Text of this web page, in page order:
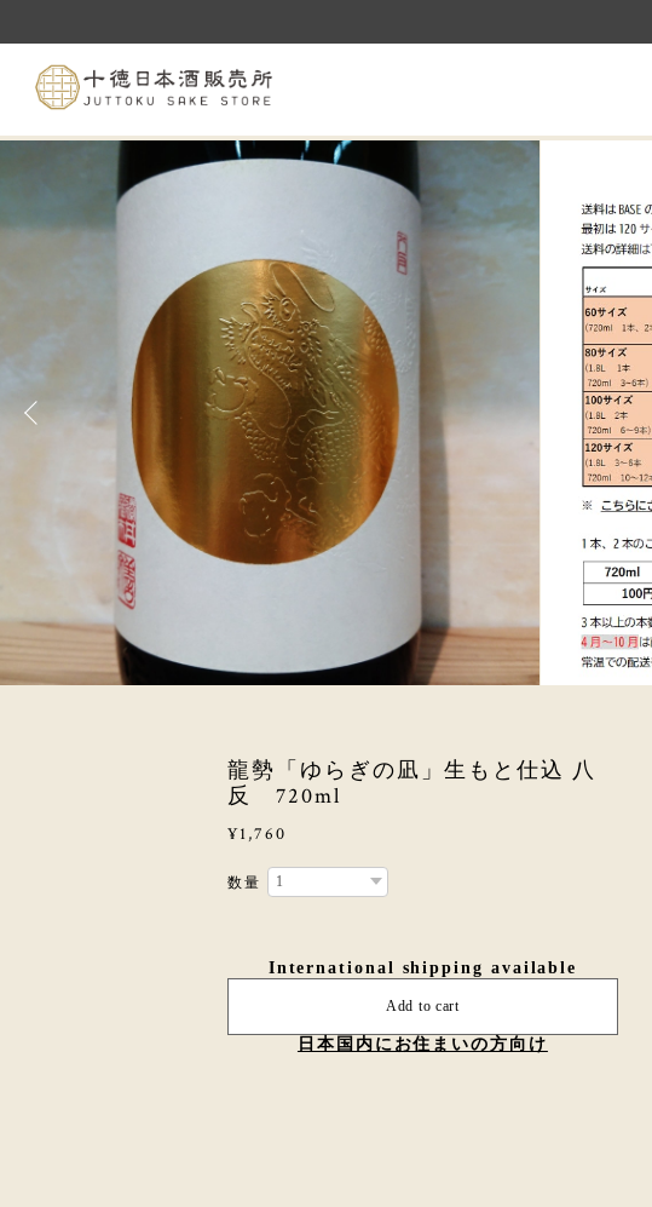
龍勢「ゆらぎの凪」生もと仕込 八
反 720ml
¥1,760
数量
International shipping available
Add to cart
日本国内にお住まいの方向け